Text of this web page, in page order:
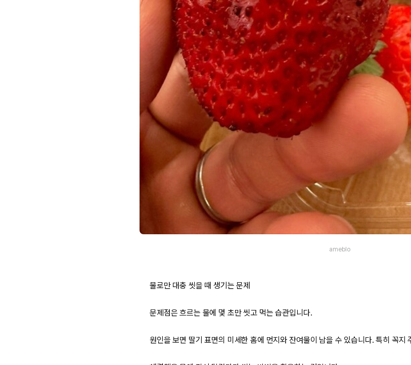
ameblo
물로만 대충 씻을 때 생기는 문제
문제점은 흐르는 물에 몇 초만 씻고 먹는 습관입니다.
원인을 보면 딸기 표면의 미세한 홈에 먼지와 잔여물이 남을 수 있습니다. 특히 꼭지